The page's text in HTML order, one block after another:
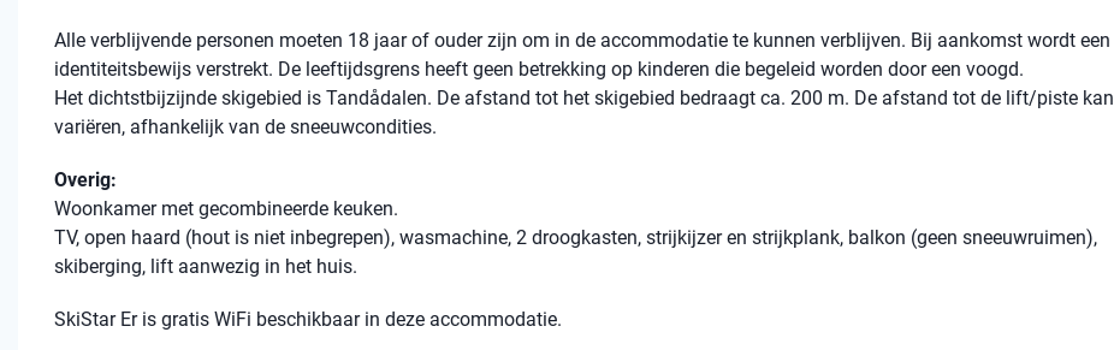
Alle verblijvende personen moeten 18 jaar of ouder zijn om in de accommodatie te kunnen verblijven. Bij aankomst wordt een
identiteitsbewijs verstrekt. De leeftijdsgrens heeft geen betrekking op kinderen die begeleid worden door een voogd.
Het dichtstbijzijnde skigebied is Tandådalen. De afstand tot het skigebied bedraagt ​​ca. 200 m. De afstand tot de lift/piste kan
variëren, afhankelijk van de sneeuwcondities.
Overig:
Woonkamer met gecombineerde keuken.
TV, open haard (hout is niet inbegrepen), wasmachine, 2 droogkasten, strijkijzer en strijkplank, balkon (geen sneeuwruimen),
skiberging, lift aanwezig in het huis.
SkiStar Er is gratis WiFi beschikbaar in deze accommodatie.